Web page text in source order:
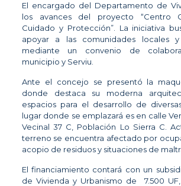
El encargado del Departamento de
los avances del proyecto “Centro
Cuidado y Protección”. La iniciativa
apoyar a las comunidades locales
mediante un convenio de
municipio y Serviu.
Ante el concejo se presentó la
donde destaca su moderna
espacios para el desarrollo de
lugar donde se emplazará es en calle
Vecinal 37 C, Población Lo Sierra C.
terreno se encuentra afectado por
acopio de residuos y situaciones de
El financiamiento contará con un
de Vivienda y Urbanismo de 7.500